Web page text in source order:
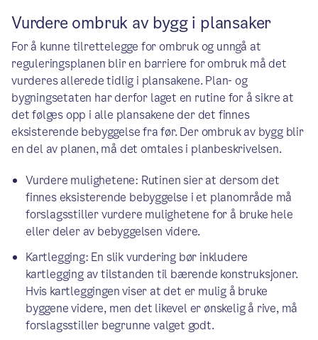
Vurdere ombruk av bygg i plansaker
For å kunne tilrettelegge for ombruk og unngå at
reguleringsplanen blir en barriere for ombruk må det
vurderes allerede tidlig i plansakene. Plan- og
bygningsetaten har derfor laget en rutine for å sikre at
det følges opp i alle plansakene der det finnes
eksisterende bebyggelse fra før. Der ombruk av bygg blir
en del av planen, må det omtales i planbeskrivelsen.
Vurdere mulighetene: Rutinen sier at dersom det
finnes eksisterende bebyggelse i et planområde må
forslagsstiller vurdere mulighetene for å bruke hele
eller deler av bebyggelsen videre.
Kartlegging: En slik vurdering bør inkludere
kartlegging av tilstanden til bærende konstruksjoner.
Hvis kartleggingen viser at det er mulig å bruke
byggene videre, men det likevel er ønskelig å rive, må
forslagsstiller begrunne valget godt.